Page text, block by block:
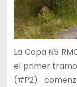
La Copa N5
el primer
(#P2)